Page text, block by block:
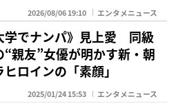
2026/08/06 19:10 エンタメニュース
学でナンパ》見上愛 同級
“親友”女優が明かす新・朝
ヒロインの「素顔」
2025/01/24 15:53 エンタメニュース